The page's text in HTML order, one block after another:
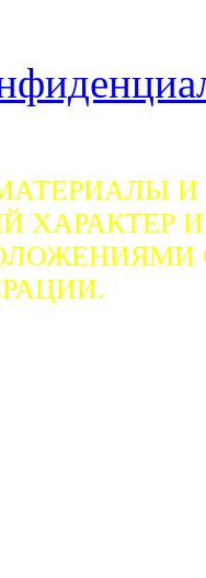
ХАРАКТЕР